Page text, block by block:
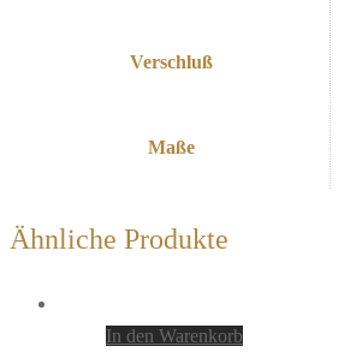
Verschluß
Maße
Ähnliche Produkte
In den Warenkorb